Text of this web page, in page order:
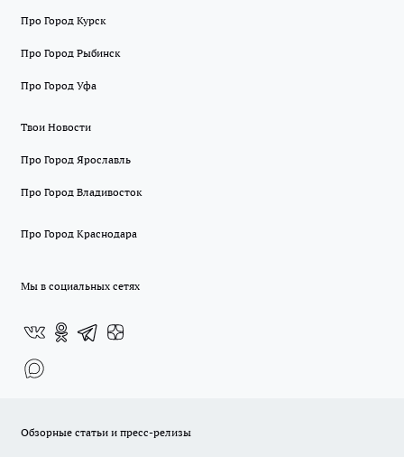
Про Город Курск
Про Город Рыбинск
Про Город Уфа
Твои Новости
Про Город Ярославль
Про Город Владивосток
Про Город Краснодара
Мы в социальных сетях
Обзорные статьи и пресс-релизы